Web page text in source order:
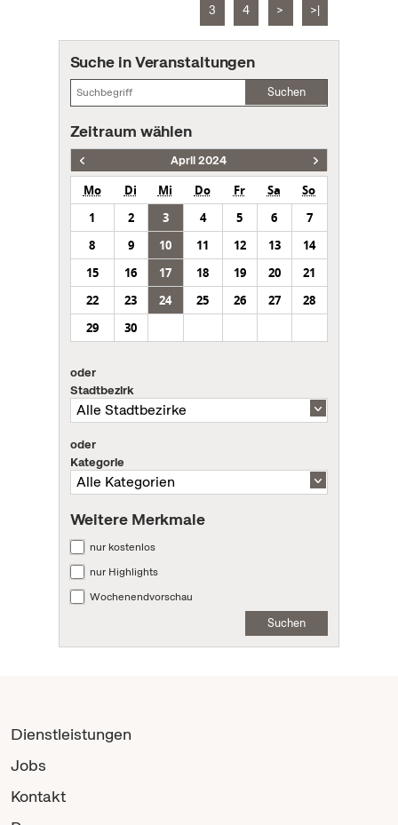
3 4 > >|
Suche in Veranstaltungen
Suchen
Zeitraum wählen
April 2024
Mo Di Mi Do Fr Sa
So
1
2 3 4 5 6
7
8
9 10 11 12 13
14
15
16 17 18 19 20
21
22
23 24 25 26 27
28
29
30
oder
Stadtbezirk
oder
Kategorie
Weitere Merkmale
nur kostenlos
nur Highlights
Wochenendvorschau
Suchen
Dienstleistungen
Jobs
Kontakt